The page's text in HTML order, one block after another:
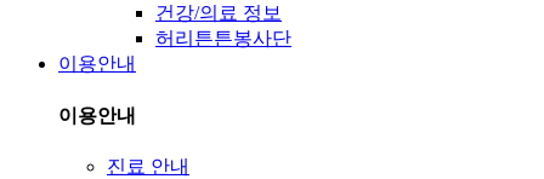
건강/의료 정보
허리튼튼봉사단
이용안내
이용안내
진료 안내